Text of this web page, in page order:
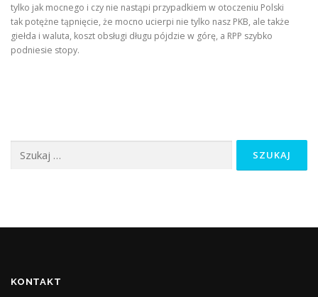
tylko jak mocnego i czy nie nastąpi przypadkiem w otoczeniu Polski
tak potężne tąpnięcie, że mocno ucierpi nie tylko nasz PKB, ale także
giełda i waluta, koszt obsługi długu pójdzie w górę, a RPP szybko
podniesie stopy.
KONTAKT